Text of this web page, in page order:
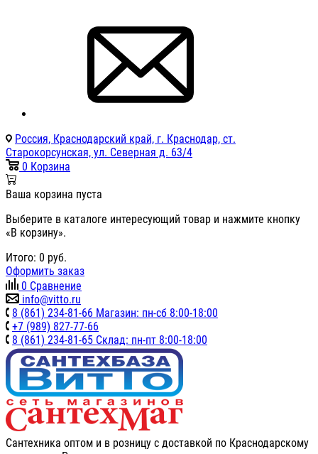
Россия, Краснодарский край, г. Краснодар, ст.
Старокорсунская, ул. Северная д. 63/4
0 Корзина
Ваша корзина пуста
Выберите в каталоге интересующий товар и нажмите кнопку
«В корзину».
Итого: 0 руб.
Оформить заказ
0 Сравнение
info@vitto.ru
8 (861) 234-81-66 Магазин: пн-сб 8:00-18:00
+7 (989) 827-77-66
8 (861) 234-81-65 Склад: пн-пт 8:00-18:00
Сантехника оптом и в розницу с доставкой по Краснодарскому